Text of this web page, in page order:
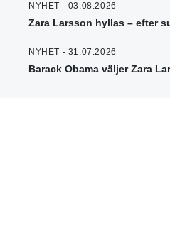
NYHET - 03.08.2026
Zara Larsson hyllas – efter
NYHET - 31.07.2026
Barack Obama väljer Zara